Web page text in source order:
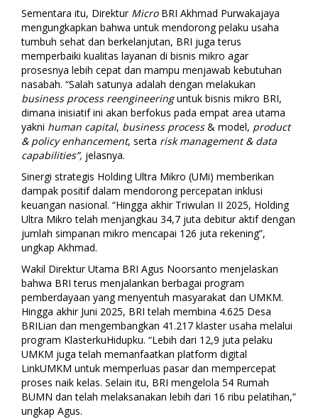
Sementara itu, Direktur MicroBRI Akhmad Purwakajaya
mengungkapkan bahwa untuk mendorong pelaku usaha
tumbuh sehat dan berkelanjutan, BRI juga terus
memperbaiki kualitas layanan di bisnis mikro agar
prosesnya lebih cepat dan mampu menjawab kebutuhan
nasabah. “Salah satunya adalah dengan melakukan
business process reengineeringuntuk bisnis mikro BRI,
dimana inisiatif ini akan berfokus pada empat area utama
yakni human capital, business process& model, product
& policy enhancement, serta risk management & data
capabilities”, jelasnya.
Sinergi strategis Holding Ultra Mikro (UMi) memberikan
dampak positif dalam mendorong percepatan inklusi
keuangan nasional. “Hingga akhir Triwulan II 2025, Holding
Ultra Mikro telah menjangkau 34,7 juta debitur aktif dengan
jumlah simpanan mikro mencapai 126 juta rekening”,
ungkap Akhmad.
Wakil Direktur Utama BRI Agus Noorsanto menjelaskan
bahwa BRI terus menjalankan berbagai program
pemberdayaan yang menyentuh masyarakat dan UMKM.
Hingga akhir Juni 2025, BRI telah membina 4.625 Desa
BRILian dan mengembangkan 41.217 klaster usaha melalui
program KlasterkuHidupku. “Lebih dari 12,9 juta pelaku
UMKM juga telah memanfaatkan platform digital
LinkUMKM untuk memperluas pasar dan mempercepat
proses naik kelas. Selain itu, BRI mengelola 54 Rumah
BUMN dan telah melaksanakan lebih dari 16 ribu pelatihan,”
ungkap Agus.